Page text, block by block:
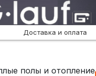
Доставка и оплата
полы и отопление